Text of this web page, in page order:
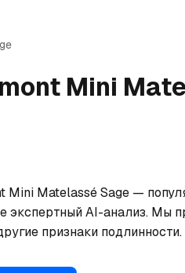
Mini
Mini Matelassé Sage —
экспертный AI-анализ. Мы
признаки подлинности.